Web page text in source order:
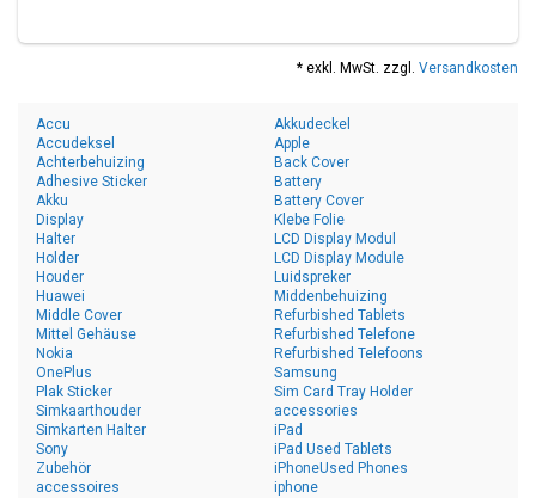
* exkl. MwSt. zzgl. Versandkosten
Accu
Accudeksel
Achterbehuizing
Adhesive Sticker
Akku
Akkudeckel
Apple
Back Cover
Battery
Battery Cover
Display
Halter
Holder
Houder
Huawei
Klebe Folie
LCD Display Modul
LCD Display Module
Luidspreker
Middenbehuizing
Middle Cover
Mittel Gehäuse
Nokia
OnePlus
Plak Sticker
Refurbished Tablets
Refurbished Telefone
Refurbished Telefoons
Samsung
Sim Card Tray Holder
Simkaarthouder
Simkarten Halter
Sony
Zubehör
accessoires
accessories
iPad
iPad Used Tablets
iPhoneUsed Phones
iphone